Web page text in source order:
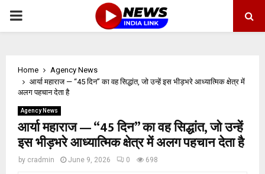
PRIMARY
Home
Agency News
आर्या महाराज — “45 दिन” का वह सिद्धांत, जो उन्हें इस भीड़भरे आध्यात्मिक क्षेत्र में
अलग पहचान देता है
Agency News
आर्या महाराज — “45 दिन” का वह सिद्धांत, जो उन्हें
इस भीड़भरे आध्यात्मिक क्षेत्र में अलग पहचान देता है
by cradmin June 9, 2026 0 698